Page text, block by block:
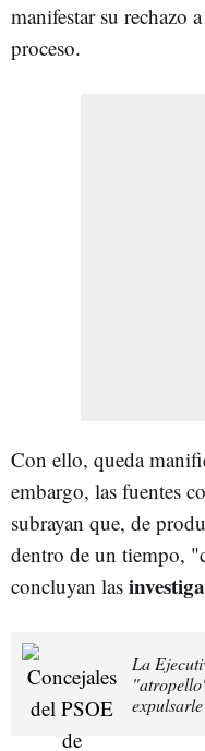
manifestar su rechazo
proceso.
Con ello, queda
embargo, las fuentes
subrayan que, de
dentro de un tiempo,
concluyan las
La